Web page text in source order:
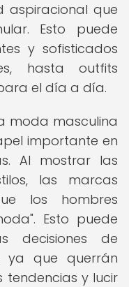
aspiracional que
Esto puede
y sofisticados
hasta outfits
el día a día.
moda masculina
importante en
Al mostrar las
las marcas
los hombres
Esto puede
decisiones de
ya que querrán
y lucir